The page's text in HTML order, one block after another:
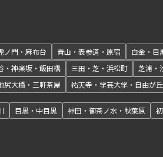
ノ門・麻布台 青山・表参道・原宿 白金・目
・神楽坂・飯田橋 三田・芝・浜松町 芝浦・
尻大橋・三軒茶屋 祐天寺・学芸大学・自由が丘
目黒・中目黒 神田・御茶ノ水・秋葉原